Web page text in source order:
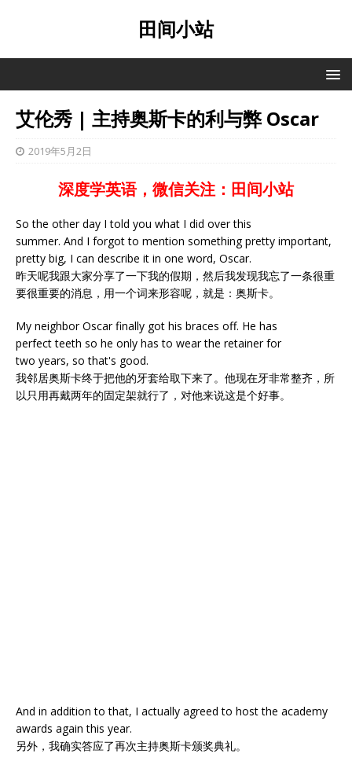
田间小站
艾伦秀 | 主持奥斯卡的利与弊 Oscar
2019年5月2日
深度学英语，微信关注：田间小站
So the other day I told you what I did over this
summer. And I forgot to mention something pretty important,
pretty big, I can describe it in one word, Oscar.
昨天呢我跟大家分享了一下我的假期，然后我发现我忘了一条很重
要很重要的消息，用一个词来形容呢，就是：奥斯卡。
My neighbor Oscar finally got his braces off. He has
perfect teeth so he only has to wear the retainer for
two years, so that's good.
我邻居奥斯卡终于把他的牙套给取下来了。他现在牙非常整齐，所
以只用再戴两年的固定架就行了，对他来说这是个好事。
And in addition to that, I actually agreed to host the academy
awards again this year.
另外，我确实答应了再次主持奥斯卡颁奖典礼。